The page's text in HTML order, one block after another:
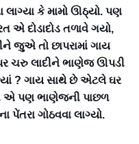
લાગ્યા કે મામો ઊઠ્યો. પણ
દોડાદોડ તળાવે ગયો,
તો છાપરામાં ગાય
ચરુ લાદીને ભાણેજ ઊપડી
? ગાય સાથે છે એટલે ઘર
એ પણ ભાણેજની પાછળ
ગોઠવવા લાગ્યો.